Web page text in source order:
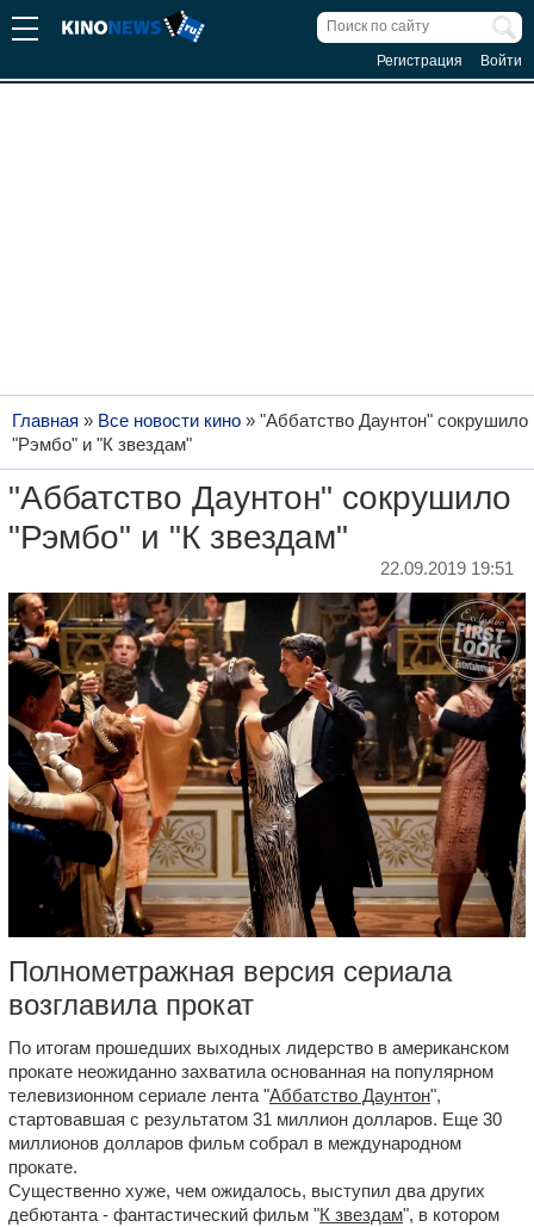
Регистрация Войти
Главная » Все новости кино » "Аббатство Даунтон" сокрушило
"Рэмбо" и "К звездам"
"Аббатство Даунтон" сокрушило
"Рэмбо" и "К звездам"
22.09.2019 19:51
Полнометражная версия сериала
возглавила прокат
По итогам прошедших выходных лидерство в американском
прокате неожиданно захватила основанная на популярном
телевизионном сериале лента "Аббатство Даунтон",
стартовавшая с результатом 31 миллион долларов. Еще 30
миллионов долларов фильм собрал в международном
прокате.
Существенно хуже, чем ожидалось, выступил два других
дебютанта - фантастический фильм "К звездам", в котором